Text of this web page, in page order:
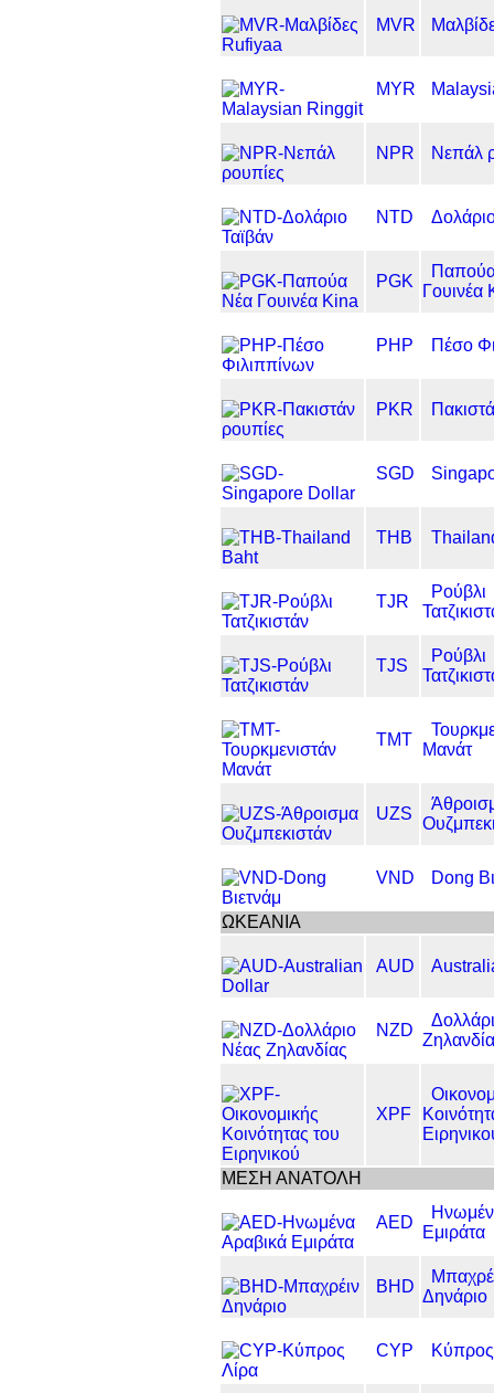
MVR
MYR
NPR Νεπάλ
NTD
PGK
Γουινέα
PHP Πέσο
PKR
SGD
THB
TJR
Ρούβλι
TJS
Ρούβλι
TMT
Μανάτ
UZS
VND Dong
ΩΚΕΑΝΙΑ
AUD
NZD
XPF
ΜΕΣΗ ΑΝΑΤΟΛΗ
AED
Εμιράτα
BHD
Δηνάριο
CYP